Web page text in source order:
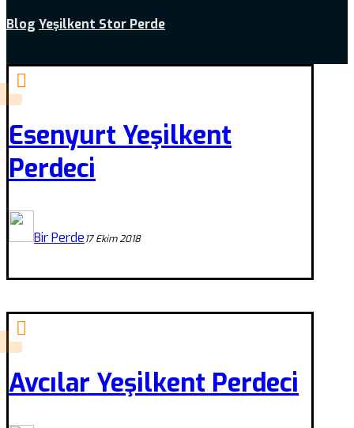
Blog Yeşilkent Stor Perde
Esenyurt Yeşilkent
Perdeci
Bir Perde17 Ekim 2018
Avcılar Yeşilkent Perdeci